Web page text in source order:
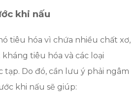
khi nấu
tiêu hóa vì chứa nhiều chất xơ,
tiêu hóa và các loại
Do đó, cần lưu ý phải ngâm
khi nấu sẽ giúp: